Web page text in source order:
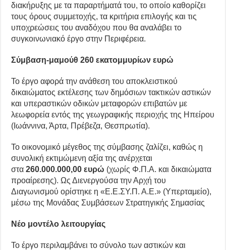
διακήρυξης με τα παραρτήματά του, το οποίο καθορίζει
τους όρους συμμετοχής, τα κριτήρια επιλογής και τις
υποχρεώσεις του αναδόχου που θα αναλάβει το
συγκοινωνιακό έργο στην Περιφέρεια.
Σύμβαση-μαμούθ 260 εκατομμυρίων ευρώ
Το έργο αφορά την ανάθεση του αποκλειστικού
δικαιώματος εκτέλεσης των δημόσιων τακτικών αστικών
και υπεραστικών οδικών μεταφορών επιβατών με
λεωφορεία εντός της γεωγραφικής περιοχής της Ηπείρου
(Ιωάννινα, Άρτα, Πρέβεζα, Θεσπρωτία).
Το οικονομικό μέγεθος της σύμβασης ζαλίζει, καθώς η
συνολική εκτιμώμενη αξία της ανέρχεται
στα260.000.000,00 ευρώ (χωρίς Φ.Π.Α. και δικαιώματα
προαίρεσης). Ως Διενεργούσα την Αρχή του
Διαγωνισμού ορίστηκε η «Ε.Ε.ΣΥ.Π. Α.Ε.» (Υπερταμείο),
μέσω της Μονάδας Συμβάσεων Στρατηγικής Σημασίας
Νέο μοντέλο λειτουργίας
Το έργο περιλαμβάνει το σύνολο των αστικών και